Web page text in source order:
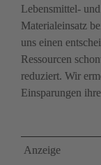
Lebensmittel-
Material­einsatz
uns einen
Ressourcen
reduziert. Wir
Einsparungen
Anzeige